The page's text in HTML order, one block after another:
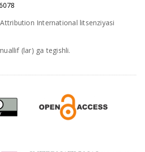
International litsenziyasi
(lar) ga tegishli.